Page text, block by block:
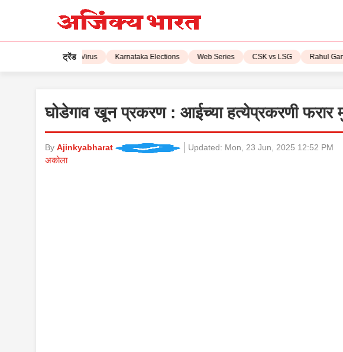
ट्रेंड
Corona Virus Karnataka Elections Web Series CSK vs LSG Rahul Gandhi
घोडेगाव खून प्रकरण : आईच्या हत्येप्रकरणी फरार
By Ajinkyabharat Updated: Mon, 23 Jun, 2025 12:52 PM
अकोला